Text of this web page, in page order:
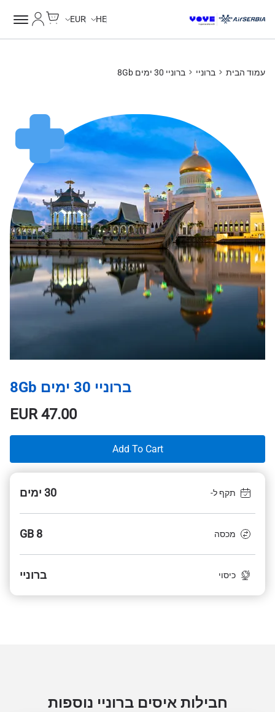
HE
EUR
עמוד הבית ברוניי ברוניי 30 ימים 8Gb
ברוניי 30 ימים 8Gb
EUR47.00
Add To Cart
תקף ל- 30 ימים
מכסה 8 GB
כיסוי ברוניי
חבילות איסים ברוניי נוספות